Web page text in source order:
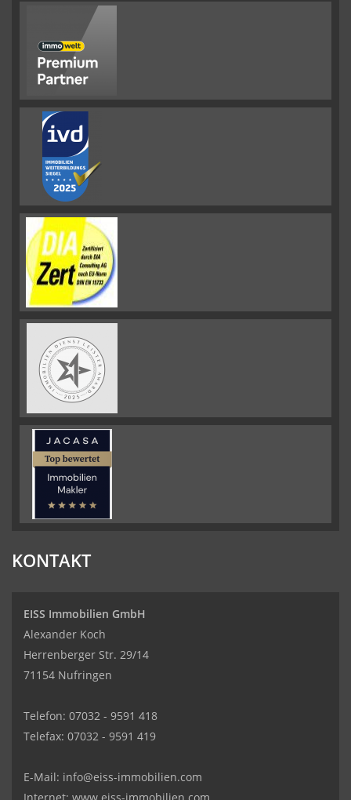
KONTAKT
EISS Immobilien GmbH
Alexander Koch
Herrenberger Str. 29/14
71154 Nufringen
Telefon: 07032 - 9591 418
Telefax: 07032 - 9591 419
E-Mail: info@eiss-immobilien.com
SEHR GUT